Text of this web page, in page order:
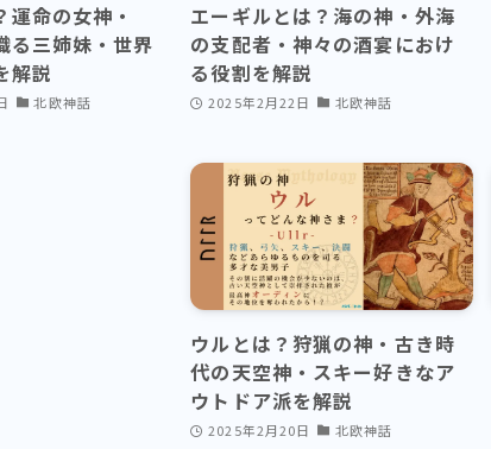
運命の女神・
る三姉妹・世界
解説
北欧神話
エーギルとは？海の神・外海
の支配者・神々の酒宴におけ
る役割を解説
2025年2月22日 北欧神話
ウルとは？狩猟の神・古き時
代の天空神・スキー好きなア
ウトドア派を解説
2025年2月20日 北欧神話